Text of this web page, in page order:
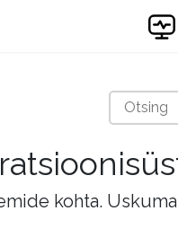
kohta.